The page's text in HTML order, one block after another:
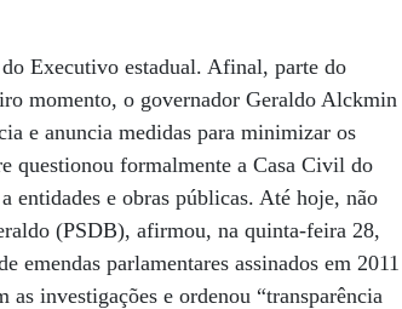
Executivo estadual. Afinal, parte do
momento, o governador Geraldo Alckmin
e anuncia medidas para minimizar os
questionou formalmente a Casa Civil do
entidades e obras públicas. Até hoje, não
(PSDB), afirmou, na quinta-feira 28,
parlamentares assinados em 2011
investigações e ordenou “transparência